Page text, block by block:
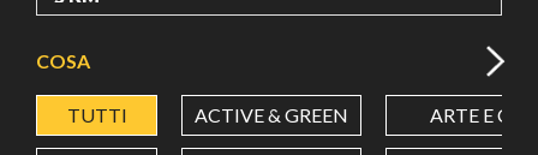
COSA
TUTTI ACTIVE & GREEN ARTE E